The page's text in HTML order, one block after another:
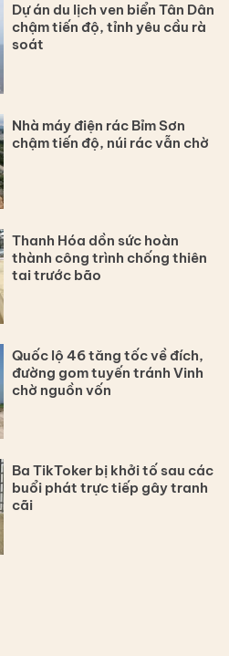
Dự án du lịch ven biển Tân Dân
chậm tiến độ, tỉnh yêu cầu rà
soát
Nhà máy điện rác Bỉm Sơn
chậm tiến độ, núi rác vẫn chờ
Thanh Hóa dồn sức hoàn
thành công trình chống thiên
tai trước bão
Quốc lộ 46 tăng tốc về đích,
đường gom tuyến tránh Vinh
chờ nguồn vốn
Ba TikToker bị khởi tố sau các
buổi phát trực tiếp gây tranh
cãi